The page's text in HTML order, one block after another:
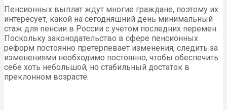
Пенсионных выплат ждут многие граждане, поэтому их
интересует, какой на сегодняшний день минимальный
стаж для пенсии в России с учетом последних перемен.
Поскольку законодательство в сфере пенсионных
реформ постоянно претерпевает изменения, следить за
изменениями необходимо постоянно, чтобы обеспечить
себе хоть небольшой, но стабильный достаток в
преклонном возрасте.